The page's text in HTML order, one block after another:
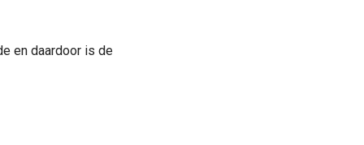
en daardoor is de